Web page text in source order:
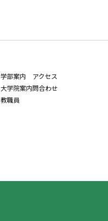
学部案内
大学院案内
教職員
アクセス
問合わせ